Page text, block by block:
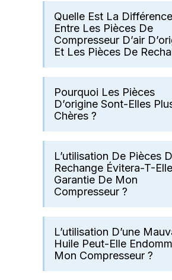
Quelle Est La Différence
Entre Les Pièces De
Compresseur D’air
Et Les Pièces De
Pourquoi Les Pièces
D’origine Sont-Elles
Chères ?
L’utilisation De Pièces
Rechange Évitera-T-
Garantie De Mon
Compresseur ?
L’utilisation D’une
Huile Peut-Elle
Mon Compresseur ?